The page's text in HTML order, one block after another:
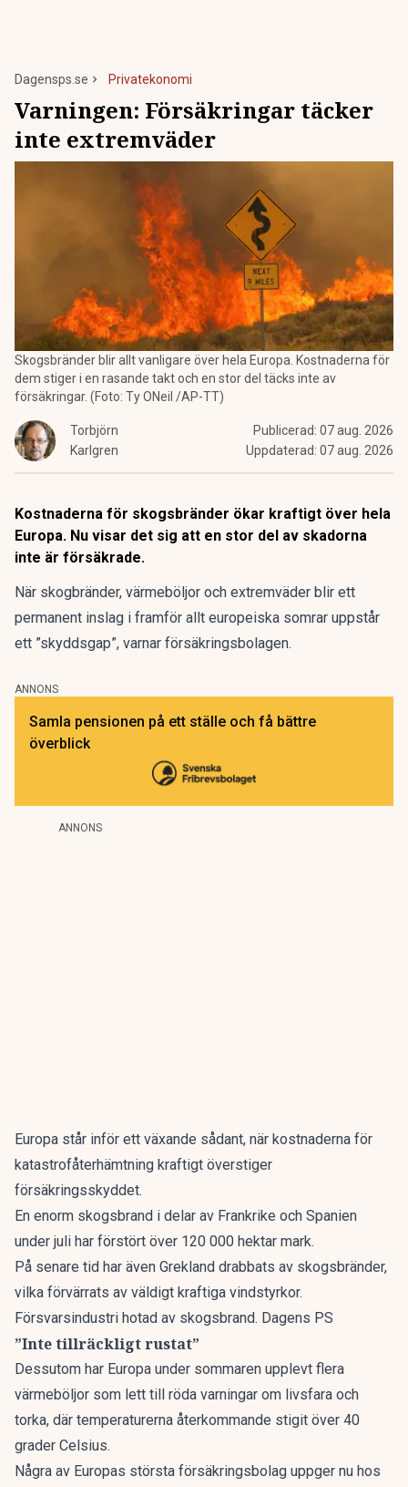
Dagensps.se Privatekonomi
Varningen: Försäkringar täcker
inte extremväder
Skogsbränder blir allt vanligare över hela Europa. Kostnaderna för
dem stiger i en rasande takt och en stor del täcks inte av
försäkringar. (Foto: Ty ONeil /AP-TT)
Torbjörn
Karlgren
Publicerad: 07 aug. 2026
Uppdaterad: 07 aug. 2026
Kostnaderna för skogsbränder ökar kraftigt över hela
Europa. Nu visar det sig att en stor del av skadorna
inte är försäkrade.
När skogbränder, värmeböljor och extremväder blir ett
permanent inslag i framför allt europeiska somrar uppstår
ett ”skyddsgap”, varnar försäkringsbolagen.
ANNONS
Samla pensionen på ett ställe och få bättre
överblick
ANNONS
Europa står inför ett växande sådant, när kostnaderna för
katastrofåterhämtning kraftigt överstiger
försäkringsskyddet.
En enorm skogsbrand i delar av Frankrike och Spanien
under juli har förstört över 120 000 hektar mark.
På senare tid har även Grekland drabbats av skogsbränder,
vilka förvärrats av väldigt kraftiga vindstyrkor.
Försvarsindustri hotad av skogsbrand. Dagens PS
”Inte tillräckligt rustat”
Dessutom har Europa under sommaren upplevt flera
värmeböljor som lett till röda varningar om livsfara och
torka, där temperaturerna återkommande stigit över 40
grader Celsius.
Några av Europas största försäkringsbolag uppger nu hos